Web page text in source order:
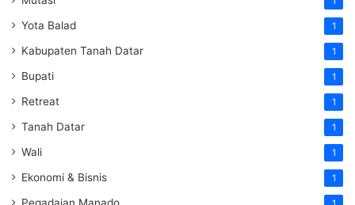
Yota Balad 1
Kabupaten Tanah Datar 1
Bupati 1
Retreat 1
Tanah Datar 1
Wali 1
Ekonomi & Bisnis 1